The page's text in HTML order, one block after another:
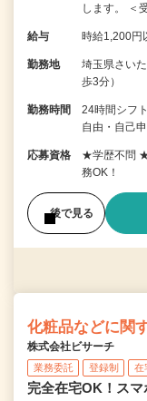
します。 ＜
給与 時給1,200円
勤務地
埼玉県さい
歩3分）
勤務時間
24時間シフ
自由・自己
応募資格
★学歴不問
務OK！
後で見る
化粧品などに関
株式会社ビサーチ
業務委託 登録制 在
完全在宅OK！ス